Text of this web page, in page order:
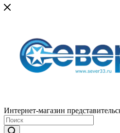
Интернет-магазин